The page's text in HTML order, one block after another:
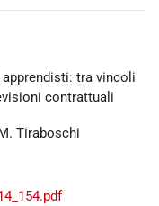
tra vincoli
contrattuali
Tiraboschi